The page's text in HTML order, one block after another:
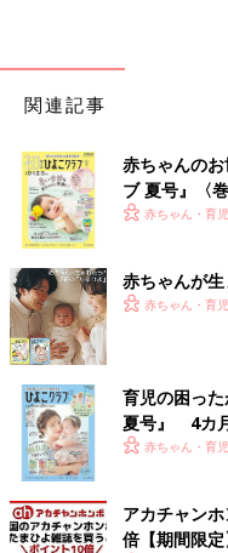
関連記事
赤ちゃんの
ブ 夏号』〈
く！ おっぱ
赤ちゃん・育児
赤ちゃんが生
赤ちゃん・育児
育児の困っ
夏号』 4カ
いっぱい！
赤ちゃん・育児
アカチャン
倍【期間限定